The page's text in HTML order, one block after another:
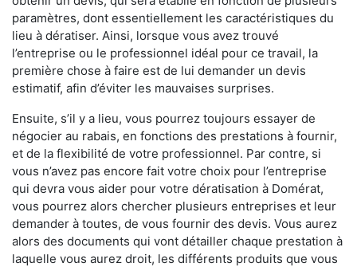
paramètres, dont essentiellement les caractéristiques du
lieu à dératiser. Ainsi, lorsque vous avez trouvé
l’entreprise ou le professionnel idéal pour ce travail, la
première chose à faire est de lui demander un devis
estimatif, afin d’éviter les mauvaises surprises.
Ensuite, s’il y a lieu, vous pourrez toujours essayer de
négocier au rabais, en fonctions des prestations à fournir,
et de la flexibilité de votre professionnel. Par contre, si
vous n’avez pas encore fait votre choix pour l’entreprise
qui devra vous aider pour votre dératisation à Domérat,
vous pourrez alors chercher plusieurs entreprises et leur
demander à toutes, de vous fournir des devis. Vous aurez
alors des documents qui vont détailler chaque prestation à
laquelle vous aurez droit, les différents produits que vous